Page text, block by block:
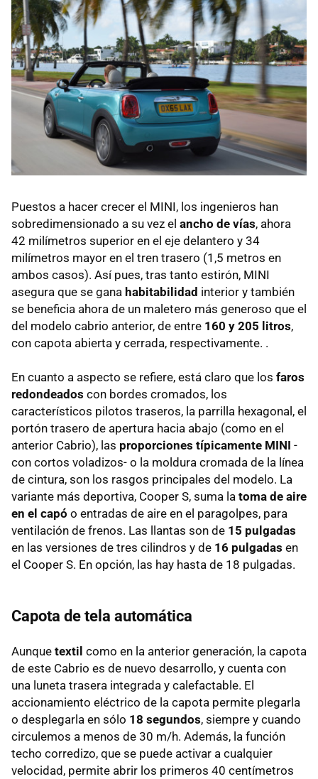
Puestos a hacer crecer el MINI, los ingenieros han
sobredimensionado a su vez el ancho de vías, ahora
42 milímetros superior en el eje delantero y 34
milímetros mayor en el tren trasero (1,5 metros en
ambos casos). Así pues, tras tanto estirón, MINI
asegura que se gana habitabilidad interior y también
se beneficia ahora de un maletero más generoso que el
del modelo cabrio anterior, de entre 160 y 205 litros,
con capota abierta y cerrada, respectivamente. .
En cuanto a aspecto se refiere, está claro que los faros
redondeados con bordes cromados, los
característicos pilotos traseros, la parrilla hexagonal, el
portón trasero de apertura hacia abajo (como en el
anterior Cabrio), las proporciones típicamente MINI -
con cortos voladizos- o la moldura cromada de la línea
de cintura, son los rasgos principales del modelo. La
variante más deportiva, Cooper S, suma la toma de aire
en el capó o entradas de aire en el paragolpes, para
ventilación de frenos. Las llantas son de 15 pulgadas
en las versiones de tres cilindros y de 16 pulgadas en
el Cooper S. En opción, las hay hasta de 18 pulgadas.
Capota de tela automática
Aunque textil como en la anterior generación, la capota
de este Cabrio es de nuevo desarrollo, y cuenta con
una luneta trasera integrada y calefactable. El
accionamiento eléctrico de la capota permite plegarla
o desplegarla en sólo 18 segundos, siempre y cuando
circulemos a menos de 30 m/h. Además, la función
techo corredizo, que se puede activar a cualquier
velocidad, permite abrir los primeros 40 centímetros